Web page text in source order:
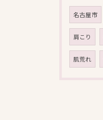
名古屋市
肩こり
肌荒れ